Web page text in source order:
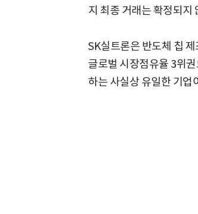
지 최종 거래는 확정되지
SK실트론은 반도체 칩
글로벌 시장점유율 3위
하는 사실상 유일한 기업